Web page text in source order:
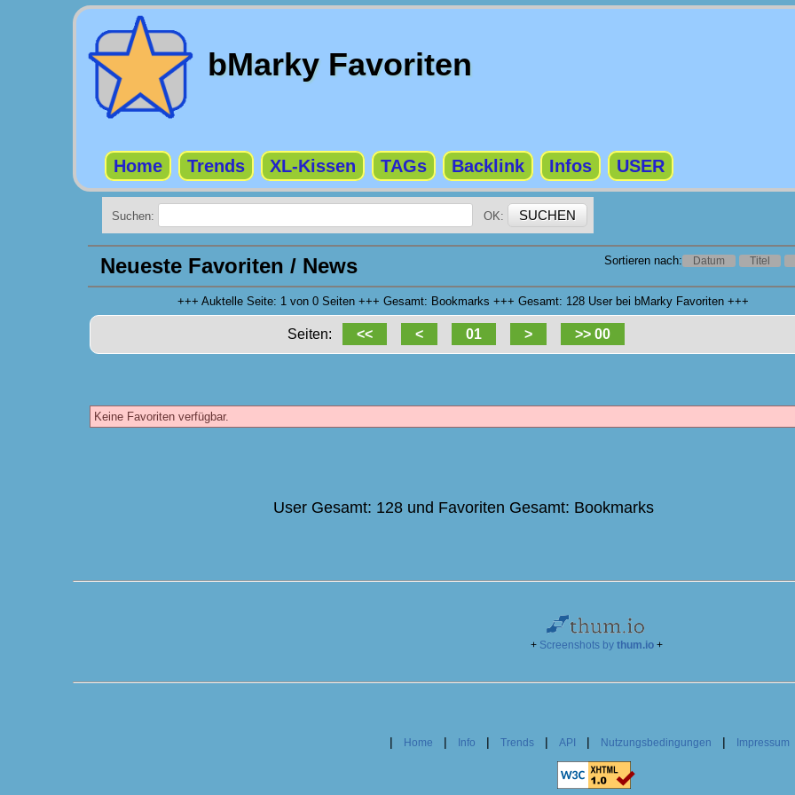
bMarky Favoriten
Home Trends XL-Kissen TAGs Backlink Infos USER
Suchen: OK:
Sortieren nach: Datum Titel
Neueste Favoriten / News
+++ Auktelle Seite: 1 von 0 Seiten +++ Gesamt: Bookmarks +++ Gesamt: 128 User bei bMarky Favoriten +++
Seiten: << < 01 > >> 00
Keine Favoriten verfügbar.
User Gesamt: 128 und Favoriten Gesamt: Bookmarks
+ Screenshots by thum.io+
| Home | Info | Trends| API | Nutzungsbedingungen | Impressum